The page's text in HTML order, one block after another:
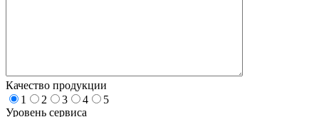
Качество продукции
1
2 3 4
5
Уровень сервиса